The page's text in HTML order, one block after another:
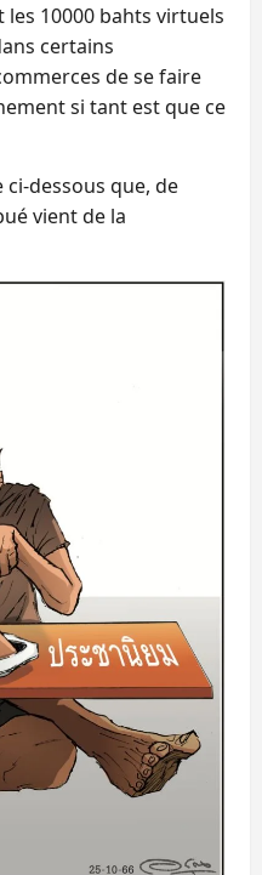
les 10000 bahts virtuels
certains
de se faire
si tant est que ce
dessous que, de
vient de la